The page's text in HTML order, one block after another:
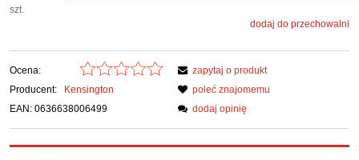
szt.
dodaj do przechowalni
Ocena:
Producent:
Kensington
EAN: 0636638006499
zapytaj o produkt
poleć znajomemu
dodaj opinię